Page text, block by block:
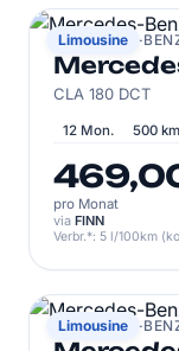
Limousine
MERCEDES-
CLA 180 DCT
12 Mon. 500
pro Monat
via FINN
Verbr.*: 5 l/100km
Limousine
MERCEDES-